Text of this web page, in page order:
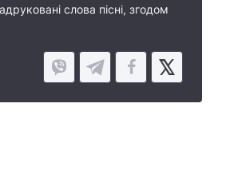
слова пісні, згодом